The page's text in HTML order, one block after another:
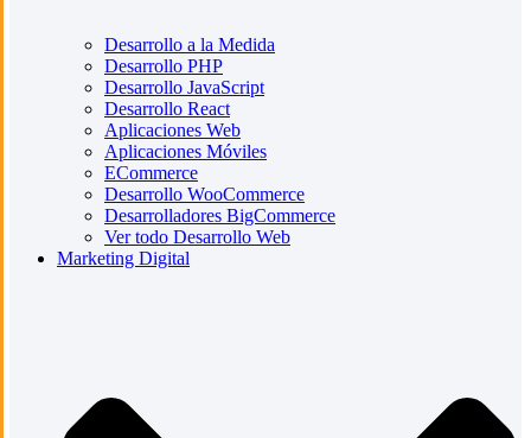
Desarrollo a la Medida
Desarrollo PHP
Desarrollo JavaScript
Desarrollo React
Aplicaciones Web
Aplicaciones Móviles
ECommerce
Desarrollo WooCommerce
Desarrolladores BigCommerce
Ver todo Desarrollo Web
Marketing Digital